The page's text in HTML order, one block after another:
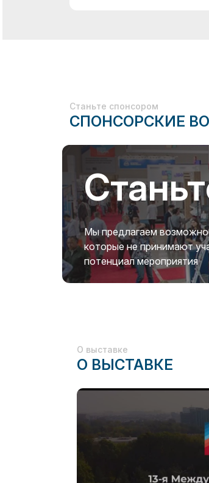
Станьте спонсором
СПОНСОРСКИЕ
Мы предлагаем
которые не принимают
потенциал мероприятия
О выставке
О ВЫСТАВКЕ